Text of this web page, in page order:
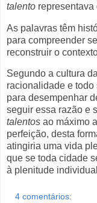
talento representava
As palavras têm
para compreender
reconstruir o
Segundo a cultura
racionalidade e
para desempenhar
seguir essa razão e
talentos ao máximo
perfeição, desta
atingiria uma vida
que se toda cidade
à plenitude
4 comentários: